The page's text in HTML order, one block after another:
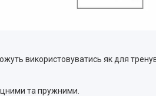
використовуватись як для
та пружними.